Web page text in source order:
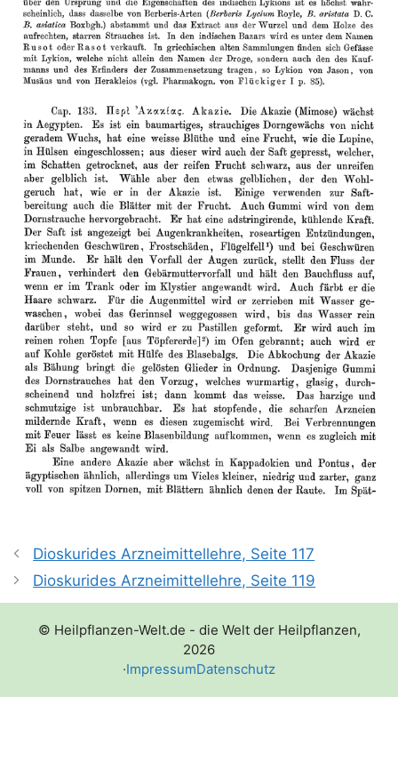
Dioskurides Arzneimittellehre, Seite 117
Dioskurides Arzneimittellehre, Seite 119
© Heilpflanzen-Welt.de - die Welt der Heilpflanzen,
2026
·ImpressumDatenschutz